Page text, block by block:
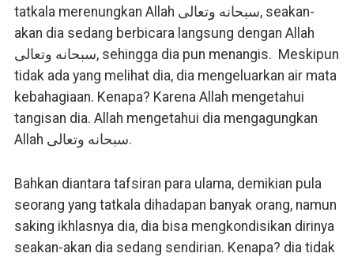
tatkala merenungkan Allah سبحانه وتعالى, seakan-
akan dia sedang berbicara langsung dengan Allah
سبحانه وتعالى, sehingga dia pun menangis. Meskipun
tidak ada yang melihat dia, dia mengeluarkan air mata
kebahagiaan. Kenapa? Karena Allah mengetahui
tangisan dia. Allah mengetahui dia mengagungkan
Allah سبحانه وتعالى.
Bahkan diantara tafsiran para ulama, demikian pula
seorang yang tatkala dihadapan banyak orang, namun
saking ikhlasnya dia, dia bisa mengkondisikan dirinya
seakan-akan dia sedang sendirian. Kenapa? dia tidak